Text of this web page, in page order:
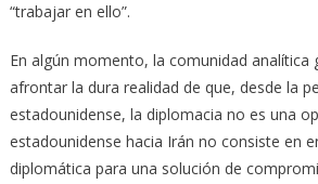
“trabajar en ello”.
En algún momento, la comunidad analítica
afrontar la dura realidad de que, desde la
estadounidense, la diplomacia no es una
estadounidense hacia Irán no consiste en
diplomática para una solución de